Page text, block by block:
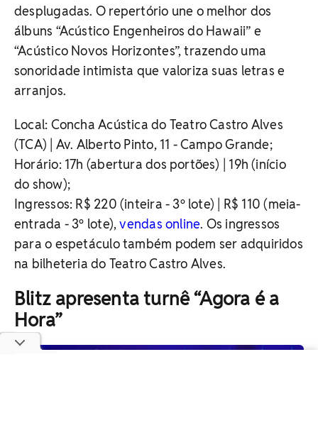
desplugadas. O repertório une o melhor dos
álbuns “Acústico Engenheiros do Hawaii” e
“Acústico Novos Horizontes”, trazendo uma
sonoridade intimista que valoriza suas letras e
arranjos.
Local: Concha Acústica do Teatro Castro Alves
(TCA) | Av. Alberto Pinto, 11 - Campo Grande;
Horário: 17h (abertura dos portões) | 19h (início
do show);
Ingressos: R$ 220 (inteira - 3º lote) | R$ 110 (meia-
entrada - 3º lote),vendas online. Os ingressos
para o espetáculo também podem ser adquiridos
na bilheteria do Teatro Castro Alves.
Blitz apresenta turnê “Agora é a
Hora”